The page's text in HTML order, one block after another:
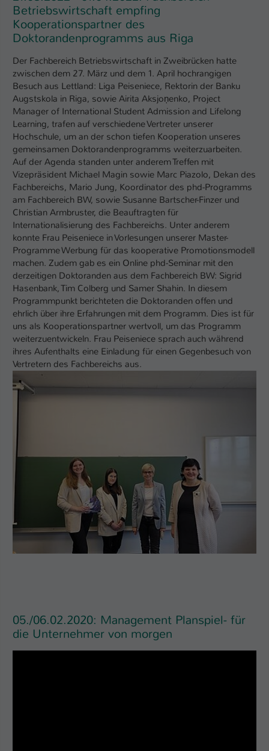
Betriebswirtschaft empfing
Kooperationspartner des
Doktorandenprogramms aus Riga
Der Fachbereich Betriebswirtschaft in Zweibrücken hatte
zwischen dem 27. März und dem 1. April hochrangigen
Besuch aus Lettland: Liga Peiseniece, Rektorin der Banku
Augstskola in Riga, sowie Airita Aksjoņenko, Project
Manager of International Student Admission and Lifelong
Learning, trafen auf verschiedene Vertreter unserer
Hochschule, um an der schon tiefen Kooperation unseres
gemeinsamen Doktorandenprogramms weiterzuarbeiten.
Auf der Agenda standen unter anderem Treffen mit
Vizepräsident Michael Magin sowie Marc Piazolo, Dekan des
Fachbereichs, Mario Jung, Koordinator des phd-Programms
am Fachbereich BW, sowie Susanne Bartscher-Finzer und
Christian Armbruster, die Beauftragten für
Internationalisierung des Fachbereichs. Unter anderem
konnte Frau Peiseniece in Vorlesungen unserer Master-
Programme Werbung für das kooperative Promotionsmodell
machen. Zudem gab es ein Online phd-Seminar mit den
derzeitigen Doktoranden aus dem Fachbereich BW: Sigrid
Hasenbank, Tim Colberg und Samer Shahin. In diesem
Programmpunkt berichteten die Doktoranden offen und
ehrlich über ihre Erfahrungen mit dem Programm. Dies ist für
uns als Kooperationspartner wertvoll, um das Programm
weiterzuentwickeln. Frau Peiseniece sprach auch während
ihres Aufenthalts eine Einladung für einen Gegenbesuch von
Vertretern des Fachbereichs aus.
05./06.02.2020: Management Planspiel- für
die Unternehmer von morgen